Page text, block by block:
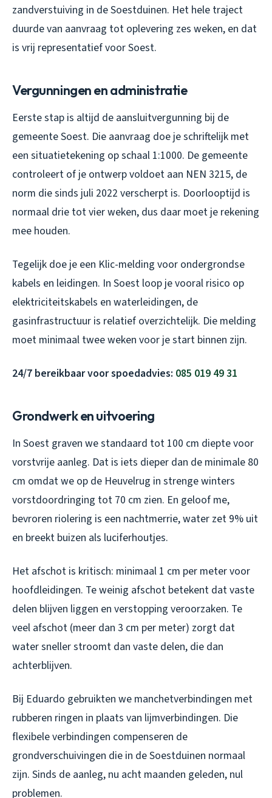
zandverstuiving in de Soestduinen. Het hele traject
duurde van aanvraag tot oplevering zes weken, en dat
is vrij representatief voor Soest.
Vergunningen en administratie
Eerste stap is altijd de aansluitvergunning bij de
gemeente Soest. Die aanvraag doe je schriftelijk met
een situatietekening op schaal 1:1000. De gemeente
controleert of je ontwerp voldoet aan NEN 3215, de
norm die sinds juli 2022 verscherpt is. Doorlooptijd is
normaal drie tot vier weken, dus daar moet je rekening
mee houden.
Tegelijk doe je een Klic-melding voor ondergrondse
kabels en leidingen. In Soest loop je vooral risico op
elektriciteitskabels en waterleidingen, de
gasinfrastructuur is relatief overzichtelijk. Die melding
moet minimaal twee weken voor je start binnen zijn.
24/7 bereikbaar voor spoedadvies: 085 019 49 31
Grondwerk en uitvoering
In Soest graven we standaard tot 100 cm diepte voor
vorstvrije aanleg. Dat is iets dieper dan de minimale 80
cm omdat we op de Heuvelrug in strenge winters
vorstdoordringing tot 70 cm zien. En geloof me,
bevroren riolering is een nachtmerrie, water zet 9% uit
en breekt buizen als luciferhoutjes.
Het afschot is kritisch: minimaal 1 cm per meter voor
hoofdleidingen. Te weinig afschot betekent dat vaste
delen blijven liggen en verstopping veroorzaken. Te
veel afschot (meer dan 3 cm per meter) zorgt dat
water sneller stroomt dan vaste delen, die dan
achterblijven.
Bij Eduardo gebruikten we manchetverbindingen met
rubberen ringen in plaats van lijmverbindingen. Die
flexibele verbindingen compenseren de
grondverschuivingen die in de Soestduinen normaal
zijn. Sinds de aanleg, nu acht maanden geleden, nul
problemen.